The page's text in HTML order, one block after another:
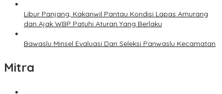
Libur Panjang, Kakanwil Pantau Kondisi Lapas Amurang
dan Ajak WBP Patuhi Aturan Yang Berlaku
Bawaslu Minsel Evaluasi Dan Seleksi Panwaslu Kecamatan
Mitra